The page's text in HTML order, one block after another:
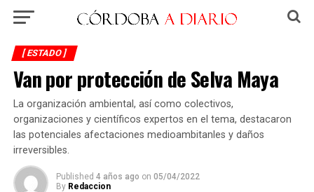
[ ESTADO ]
Van por protección de Selva Maya
La organización ambiental, así como colectivos,
organizaciones y científicos expertos en el tema, destacaron
las potenciales afectaciones medioambitanles y daños
irreversibles.
Published 4 años ago on 05/04/2022
By Redaccion